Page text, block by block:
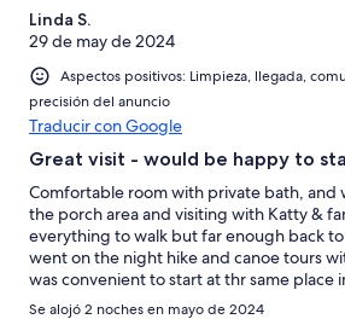
Mediocre
Linda S.
29 de may de 2024
Aspectos positivos: Limpieza, llegada,
precisión del anuncio
Traducir con Google
Great visit - would be happy to
Comfortable room with private bath, and
the porch area and visiting with Katty &
everything to walk but far enough back
went on the night hike and canoe tours
was convenient to start at thr same place
in the village or at the dock. This was the
Se alojó 2 noches en mayo de 2024